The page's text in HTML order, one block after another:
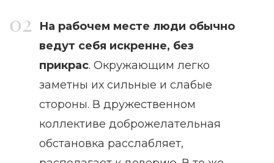
На рабочем месте люди обычно
ведут себя искренне, без
прикрас. Окружающим легко
заметны их сильные и слабые
стороны. В дружественном
коллективе доброжелательная
обстановка расслабляет,